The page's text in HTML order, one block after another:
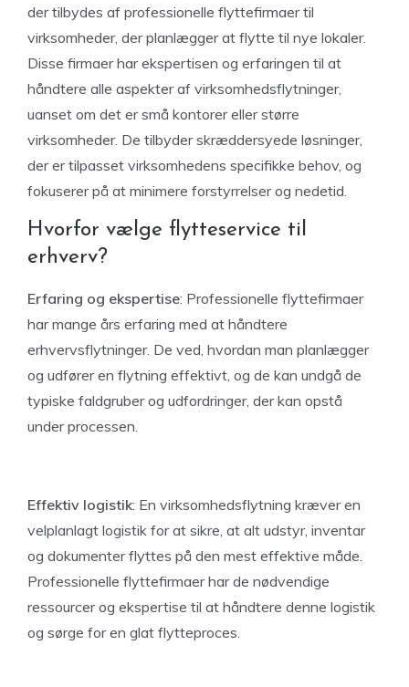
der tilbydes af professionelle flyttefirmaer til
virksomheder, der planlægger at flytte til nye lokaler.
Disse firmaer har ekspertisen og erfaringen til at
håndtere alle aspekter af virksomhedsflytninger,
uanset om det er små kontorer eller større
virksomheder. De tilbyder skræddersyede løsninger,
der er tilpasset virksomhedens specifikke behov, og
fokuserer på at minimere forstyrrelser og nedetid.
Hvorfor vælge flytteservice til
erhverv?
Erfaring og ekspertise: Professionelle flyttefirmaer
har mange års erfaring med at håndtere
erhvervsflytninger. De ved, hvordan man planlægger
og udfører en flytning effektivt, og de kan undgå de
typiske faldgruber og udfordringer, der kan opstå
under processen.
Effektiv logistik: En virksomhedsflytning kræver en
velplanlagt logistik for at sikre, at alt udstyr, inventar
og dokumenter flyttes på den mest effektive måde.
Professionelle flyttefirmaer har de nødvendige
ressourcer og ekspertise til at håndtere denne logistik
og sørge for en glat flytteproces.